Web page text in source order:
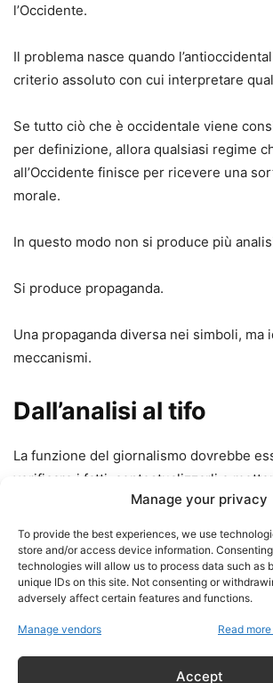
Manage your privacy
To provide the best experiences, we use
store and/or access device information.
technologies will allow us to process data such as
unique IDs on this site. Not consenting or
adversely affect certain features and functions.
Manage vendors Read
Accept
l’Occidente.
Il problema nasce quando
criterio assoluto con cui interpretare
Se tutto ciò che è occidentale viene
per definizione, allora qualsiasi regime
all’Occidente finisce per ricevere una
morale.
In questo modo non si produce più
Si produce propaganda.
Una propaganda diversa nei simboli, ma
meccanismi.
Dall’analisi al tifo
La funzione del giornalismo dovrebbe
verificare i fatti, contestualizzarli e
proprie convinzioni.
Quando invece ogni notizia viene
esclusivamente perché conferma una
precostituita, il lavoro di analisi lascia
Il risultato è un’informazione che
sulla realtà e inizia semplicemente a